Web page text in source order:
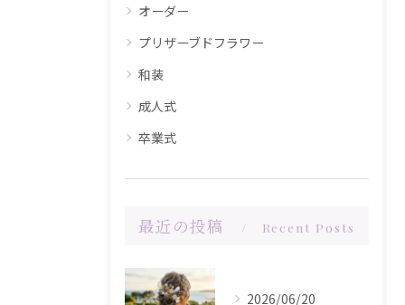
オーダー
プリザーブドフラワー
和装
成人式
卒業式
最近の投稿 Recent Posts
2026/06/20